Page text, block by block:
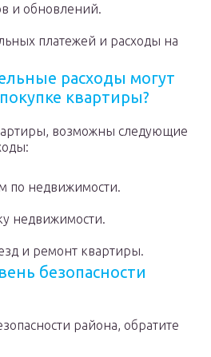
и обновлений.
платежей и расходы на
расходы могут
квартиры?
возможны следующие
по недвижимости.
недвижимости.
и ремонт квартиры.
безопасности
района, обратите